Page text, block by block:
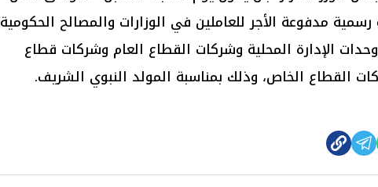
إجازة رسمية مدفوعة الأجر للعاملين في الوزارات والمصالح الحكومية
الإدارة المحلية وشركات القطاع العام وشركات قطاع
القطاع الخاص، وذلك بمناسبة المولد النبوي الشريف.